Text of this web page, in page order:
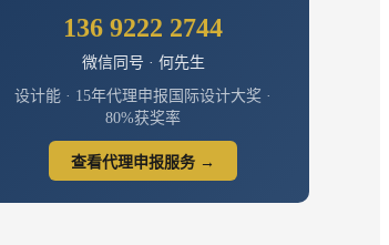
136 9222 2744
微信同号 · 何先生
设计能 · 15年代理申报国际设计大奖 ·
80%获奖率
查看代理申报服务 →